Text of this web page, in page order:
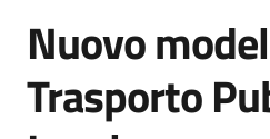
Nuovo
Trasporto